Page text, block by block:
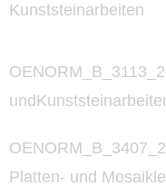
Kunststeinarbeiten
Platten- und